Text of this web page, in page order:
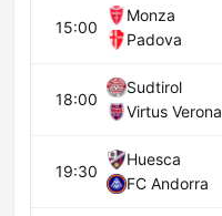
15:00
Monza
Padova
18:00
Sudtirol
Virtus Verona
19:30
Huesca
FC Andorra